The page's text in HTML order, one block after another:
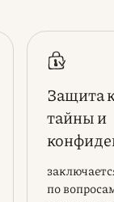
Защита
тайны и
по